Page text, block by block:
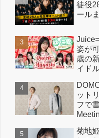
徒役
ール
姿が
歳の
イド
ット
フで
菊地